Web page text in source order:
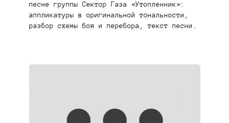
песне группы Сектор Газа «Утопленник»:
аппликатуры в оригинальной тональности,
разбор схемы боя и перебора, текст песни.